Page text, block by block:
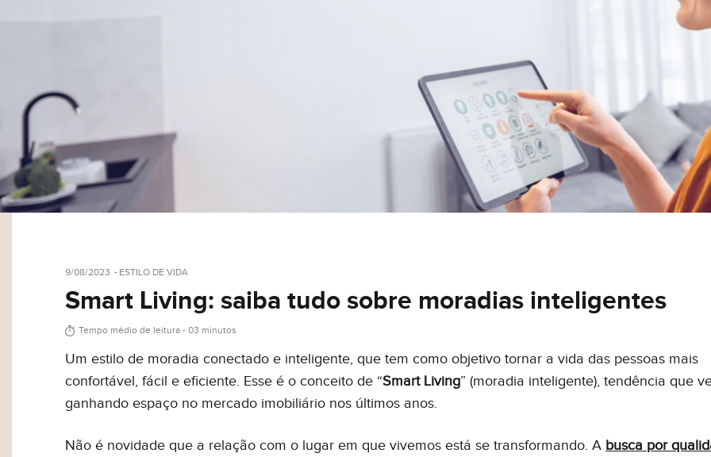
9/08/2023 ESTILO DE VIDA
Smart Living: saiba tudo sobre moradias inteligentes
Tempo médio de leitura - 03 minutos
Um estilo de moradia conectado e inteligente, que tem como objetivo tornar a vida das pessoas mais
confortável, fácil e eficiente. Esse é o conceito de “Smart Living” (moradia inteligente), tendência que
ganhando espaço no mercado imobiliário nos últimos anos.
Não é novidade que a relação com o lugar em que vivemos está se transformando. A busca por